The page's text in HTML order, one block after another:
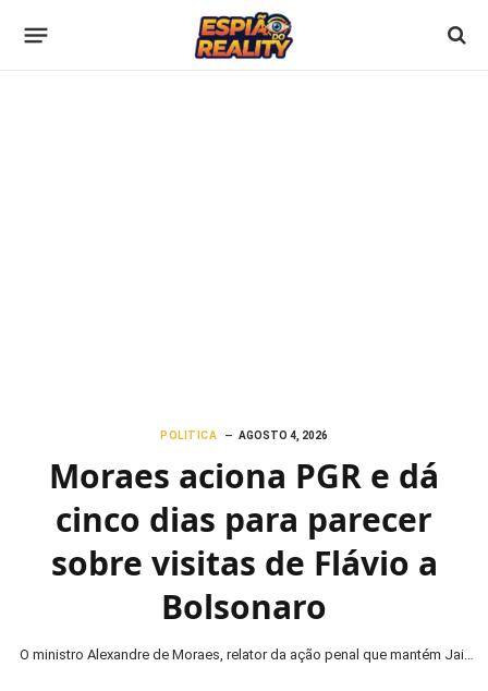
POLITICA AGOSTO 4, 2026
Moraes aciona PGR e dá
cinco dias para parecer
sobre visitas de Flávio a
Bolsonaro
O ministro Alexandre de Moraes, relator da ação penal que mantém Jair